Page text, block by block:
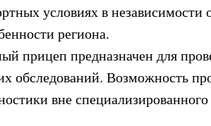
условиях в независимости
региона.
прицеп предназначен для
обследований. Возможность
вне специализированного